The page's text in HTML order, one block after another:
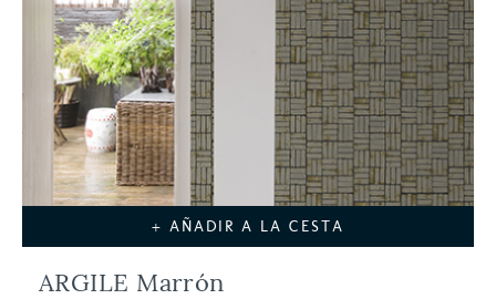
+ AÑADIR A LA CESTA
ARGILE Marrón